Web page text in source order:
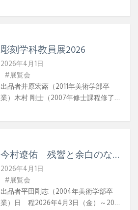
た時間といった肉体的な存在感を生々
記号的に表現されています。本能的な
野生味と洗練されたデザインの対比
が、吉見らしいスタイルを雄弁に語っ
てくれるでしょう。
所ノイエス朝日群馬県前橋市元総社町
彫刻学科教員展2026
2026年4月1日
#展覧会
出品者井原宏蕗（2011年美術学部卒
業）木村 剛士（2007年修士課程修了）
了）中谷ミチコ（2005年美術学部卒
慎平（2014年修士課程修了）開発 好明
（1993年修士課程修了）笠原 恵実子
（1988年修士課程修了）菅原 陸（2024
年修士課程修了）髙山 陽介（2007年修
士課程修了）田島 史朗（1997年美術学
今村遼佑 残響と余白のなか
で
2026年4月1日
#展覧会
出品者平田剛志（2004年美術学部卒
業）日 程2026年4月3日（金）～2026